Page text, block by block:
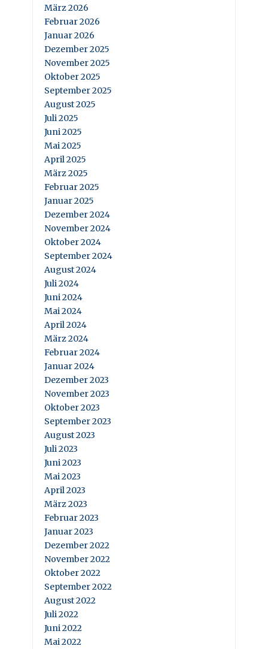
März 2026
Februar 2026
Januar 2026
Dezember 2025
November 2025
Oktober 2025
September 2025
August 2025
Juli 2025
Juni 2025
Mai 2025
April 2025
März 2025
Februar 2025
Januar 2025
Dezember 2024
November 2024
Oktober 2024
September 2024
August 2024
Juli 2024
Juni 2024
Mai 2024
April 2024
März 2024
Februar 2024
Januar 2024
Dezember 2023
November 2023
Oktober 2023
September 2023
August 2023
Juli 2023
Juni 2023
Mai 2023
April 2023
März 2023
Februar 2023
Januar 2023
Dezember 2022
November 2022
Oktober 2022
September 2022
August 2022
Juli 2022
Juni 2022
Mai 2022